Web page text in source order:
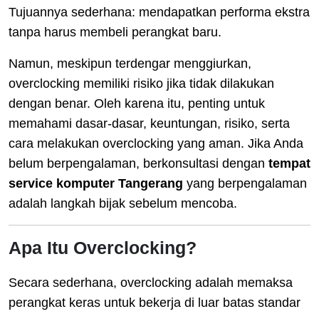
Tujuannya sederhana: mendapatkan performa ekstra
tanpa harus membeli perangkat baru.
Namun, meskipun terdengar menggiurkan,
overclocking memiliki risiko jika tidak dilakukan
dengan benar. Oleh karena itu, penting untuk
memahami dasar-dasar, keuntungan, risiko, serta
cara melakukan overclocking yang aman. Jika Anda
belum berpengalaman, berkonsultasi dengan tempat
service komputer Tangerang yang berpengalaman
adalah langkah bijak sebelum mencoba.
Apa Itu Overclocking?
Secara sederhana, overclocking adalah memaksa
perangkat keras untuk bekerja di luar batas standar